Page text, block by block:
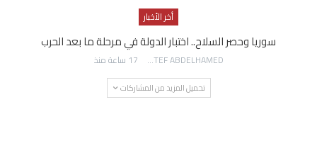
أخر الأخبار
سوريا وحصر السلاح.. اختبار الدولة في مرحلة ما بعد الحرب
AWATEF ABDELHAMED 17 ساعة منذ
تحميل المزيد من المشاركات